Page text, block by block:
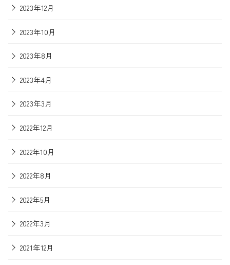
2023年12月
2023年10月
2023年8月
2023年4月
2023年3月
2022年12月
2022年10月
2022年8月
2022年5月
2022年3月
2021年12月